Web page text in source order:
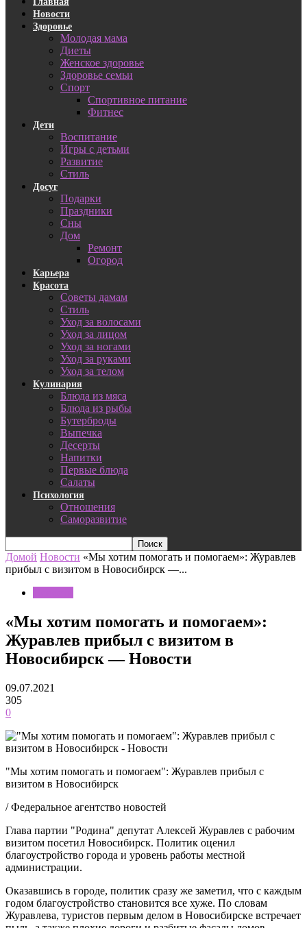
Новости
Здоровье
Молодая мама
Диеты
Женское здоровье
Здоровье семьи
Спорт
Спортивное питание
Фитнес
Дети
Воспитание
Игры с детьми
Развитие
Стиль
Досуг
Подарки
Праздники
Сны
Дом
Ремонт
Огород
Карьера
Красота
Советы дамам
Стиль
Уход за волосами
Уход за лицом
Уход за ногами
Уход за руками
Уход за телом
Кулинария
Блюда из мяса
Блюда из рыбы
Бутерброды
Выпечка
Десерты
Напитки
Первые блюда
Салаты
Психология
Отношения
Саморазвитие
Домой Новости «Мы хотим помогать и помогаем»: Журавлев
прибыл с визитом в Новосибирск —...
«Мы хотим помогать и помогаем»:
Журавлев прибыл с визитом в
Новосибирск — Новости
09.07.2021
305
0
"Мы хотим помогать и помогаем": Журавлев прибыл с
визитом в Новосибирск
/ Федеральное агентство новостей
Глава партии "Родина" депутат Алексей Журавлев с рабочим
визитом посетил Новосибирск. Политик оценил
благоустройство города и уровень работы местной
администрации.
Оказавшись в городе, политик сразу же заметил, что с каждым
годом благоустройство становится все хуже. По словам
Журавлева, туристов первым делом в Новосибирске встречает